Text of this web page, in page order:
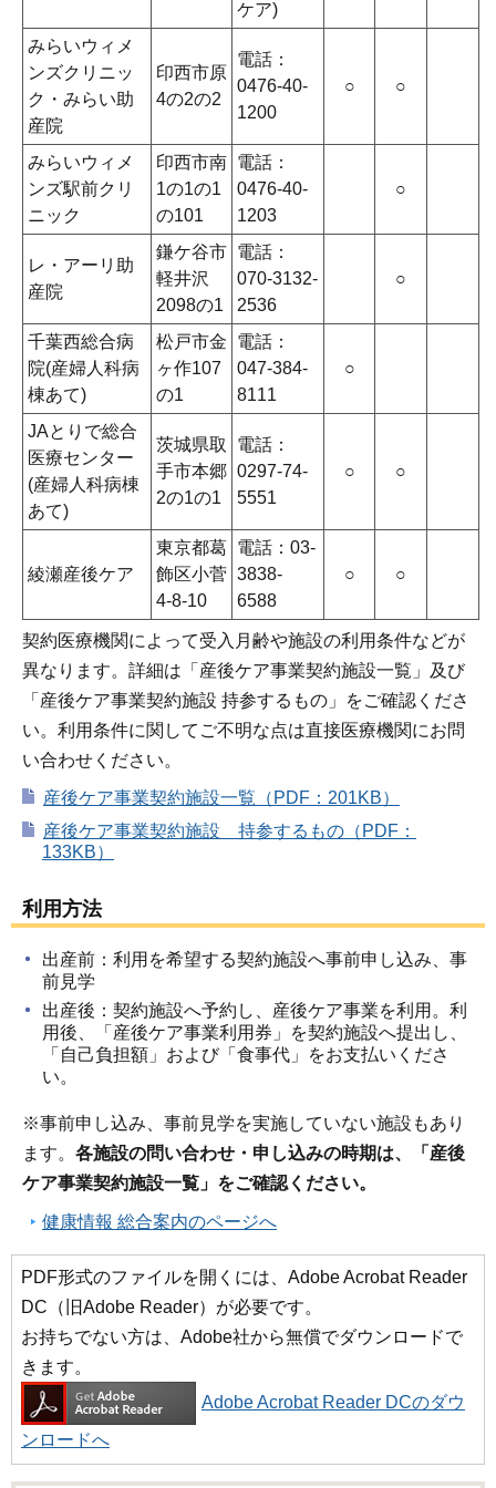
ケア)
みらいウィメ
ンズクリニッ
ク・みらい助
産院
印西市原
4の2の2
電話：
0476-40-
1200
○ ○
みらいウィメ
ンズ駅前クリ
ニック
印西市南
1の1の1
の101
電話：
0476-40-
1203
○
レ・アーリ助
産院
鎌ケ谷市
軽井沢
2098の1
電話：
070-3132-
2536
○
千葉西総合病
院(産婦人科病
棟あて)
松戸市金
ヶ作107
の1
電話：
047-384-
8111
○
JAとりで総合
医療センター
(産婦人科病棟
あて)
茨城県取
手市本郷
2の1の1
電話：
0297-74-
5551
○ ○
綾瀬産後ケア
東京都葛
飾区小菅
4-8-10
電話：03-
3838-
6588
○ ○
契約医療機関によって受入月齢や施設の利用条件などが
異なります。詳細は「産後ケア事業契約施設一覧」及び
「産後ケア事業契約施設 持参するもの」をご確認くださ
い。利用条件に関してご不明な点は直接医療機関にお問
い合わせください。
産後ケア事業契約施設一覧（PDF：201KB）
産後ケア事業契約施設 持参するもの（PDF：
133KB）
利用方法
出産前：利用を希望する契約施設へ事前申し込み、事
前見学
出産後：契約施設へ予約し、産後ケア事業を利用。利
用後、「産後ケア事業利用券」を契約施設へ提出し、
「自己負担額」および「食事代」をお支払いくださ
い。
※事前申し込み、事前見学を実施していない施設もあり
ます。 各施設の問い合わせ・申し込みの時期は、「産後
ケア事業契約施設一覧」をご確認ください。
健康情報 総合案内のページへ
PDF形式のファイルを開くには、Adobe Acrobat Reader
DC（旧Adobe Reader）が必要です。
お持ちでない方は、Adobe社から無償でダウンロードで
きます。
Adobe Acrobat Reader DCのダウ
ンロードへ